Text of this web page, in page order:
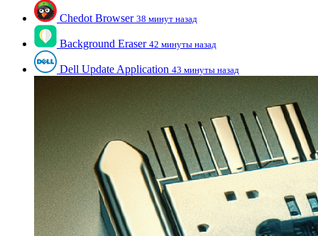
Chedot Browser 38 минут назад
Background Eraser 42 минуты назад
Dell Update Application 43 минуты назад